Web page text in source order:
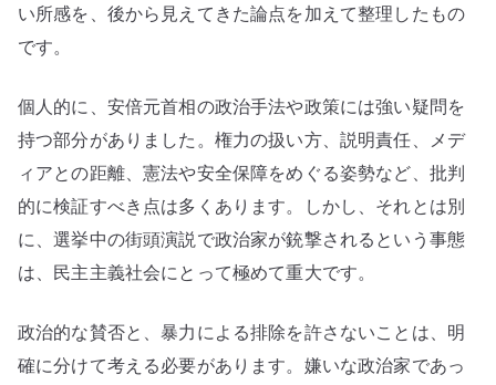
も
へ
の
い所感を、後から見えてきた論点を加えて整理したもの
です。
個人的に、安倍元首相の政治手法や政策には強い疑問を
持つ部分がありました。権力の扱い方、説明責任、メデ
ィアとの距離、憲法や安全保障をめぐる姿勢など、批判
的に検証すべき点は多くあります。しかし、それとは別
に、選挙中の街頭演説で政治家が銃撃されるという事態
は、民主主義社会にとって極めて重大です。
政治的な賛否と、暴力による排除を許さないことは、明
確に分けて考える必要があります。嫌いな政治家であっ